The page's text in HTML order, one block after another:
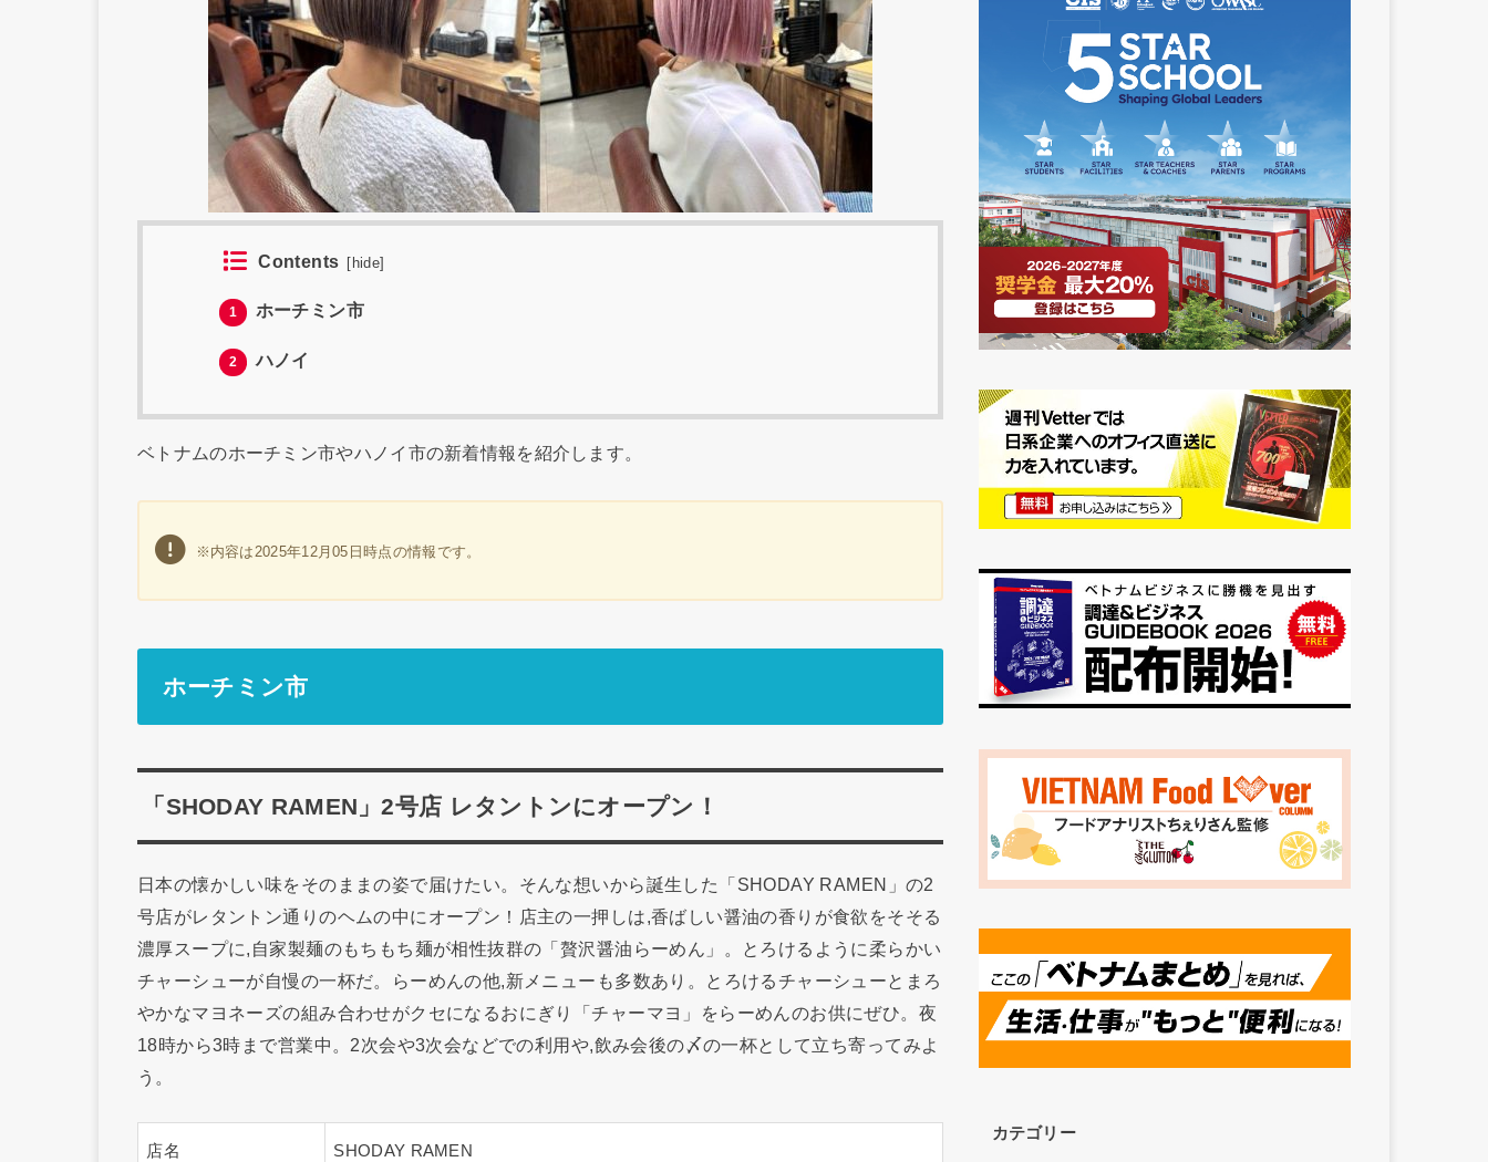
Contents [ hide]
1 ホーチミン市
2 ハノイ
ベトナムのホーチミン市やハノイ市の新着情報を紹介します。
※内容は2025年12月05日時点の情報です。
ホーチミン市
「SHODAY RAMEN」2号店 レタントンにオープン！
日本の懐かしい味をそのままの姿で届けたい。そんな想いから誕生した「SHODAY RAMEN」の2
号店がレタントン通りのヘムの中にオープン！店主の一押しは,香ばしい醤油の香りが食欲をそそる
濃厚スープに,自家製麺のもちもち麺が相性抜群の「贅沢醤油らーめん」。とろけるように柔らかい
チャーシューが自慢の一杯だ。らーめんの他,新メニューも多数あり。とろけるチャーシューとまろ
やかなマヨネーズの組み合わせがクセになるおにぎり「チャーマヨ」をらーめんのお供にぜひ。夜
18時から3時まで営業中。2次会や3次会などでの利用や,飲み会後の〆の一杯として立ち寄ってみよ
う。
店名 SHODAY RAMEN
カテゴリー